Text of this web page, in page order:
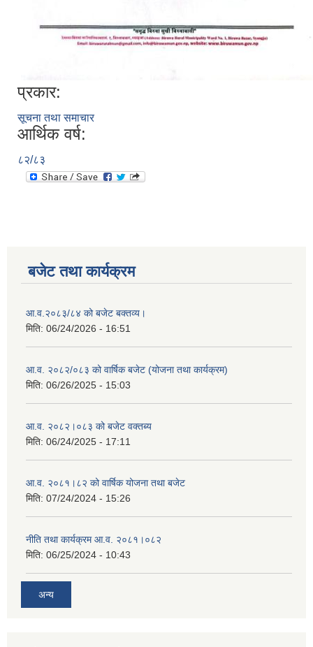
प्रकार:
सूचना तथा समाचार
आर्थिक वर्ष:
८२/८३
बजेट तथा कार्यक्रम
आ.व.२०८३/८४ को बजेट बक्तव्य।
मिति: 06/24/2026 - 16:51
आ.व. २०८२/०८३ को वार्षिक बजेट (योजना तथा कार्यक्रम)
मिति: 06/26/2025 - 15:03
आ.व. २०८२।०८३ को बजेट वक्तब्य
मिति: 06/24/2025 - 17:11
आ.व. २०८१।८२ को वार्षिक योजना तथा बजेट
मिति: 07/24/2024 - 15:26
नीति तथा कार्यक्रम आ.व. २०८१।०८२
मिति: 06/25/2024 - 10:43
अन्य